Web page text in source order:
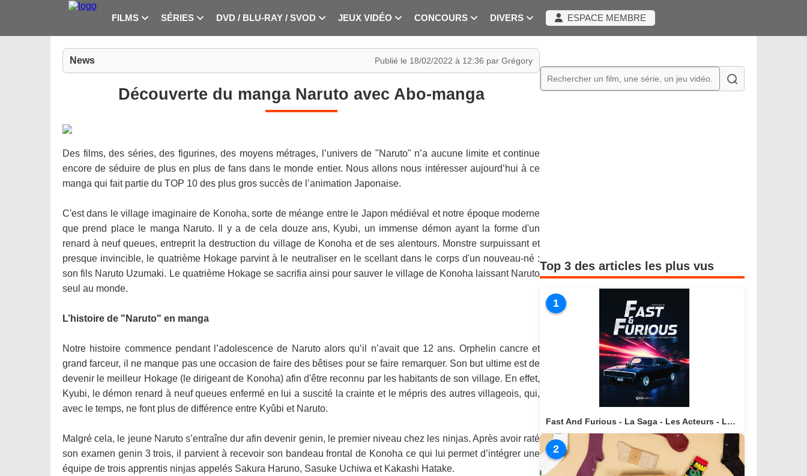
FILMS SÉRIES DVD / BLU-RAY / SVOD JEUX VIDÉO CONCOURS DIVERS ESPACE MEMBRE
News Publié le 18/02/2022 à 12:36 par Grégory
Découverte du manga Naruto avec Abo-manga
Des films, des séries, des figurines, des moyens métrages, l’univers de "Naruto" n’a aucune limite et continue
encore de séduire de plus en plus de fans dans le monde entier. Nous allons nous intéresser aujourd’hui à ce
manga qui fait partie du TOP 10 des plus gros succès de l’animation Japonaise.
C'est dans le village imaginaire de Konoha, sorte de méange entre le Japon médiéval et notre époque moderne
que prend place le manga Naruto. Il y a de cela douze ans, Kyubi, un immense démon ayant la forme d'un
renard à neuf queues, entreprit la destruction du village de Konoha et de ses alentours. Monstre surpuissant et
presque invincible, le quatrième Hokage parvint à le neutraliser en le scellant dans le corps d'un nouveau-né :
son fils Naruto Uzumaki. Le quatrième Hokage se sacrifia ainsi pour sauver le village de Konoha laissant Naruto
seul au monde.
L’histoire de "Naruto" en manga
Notre histoire commence pendant l’adolescence de Naruto alors qu’il n’avait que 12 ans. Orphelin cancre et
grand farceur, il ne manque pas une occasion de faire des bêtises pour se faire remarquer. Son but ultime est de
devenir le meilleur Hokage (le dirigeant de Konoha) afin d'être reconnu par les habitants de son village. En effet,
Kyubi, le démon renard à neuf queues enfermé en lui a suscité la crainte et le mépris des autres villageois, qui,
avec le temps, ne font plus de différence entre Kyûbi et Naruto.
Malgré cela, le jeune Naruto s’entraîne dur afin devenir genin, le premier niveau chez les ninjas. Après avoir raté
son examen genin 3 trois, il parvient à recevoir son bandeau frontal de Konoha ce qui lui permet d’intégrer une
équipe de trois apprentis ninjas appelés Sakura Haruno, Sasuke Uchiwa et Kakashi Hatake.
Top 3 des articles les plus vus
1
Fast And Furious - La Saga - Les Acteurs - Les Voitures Stars actuellement disponible en librairie
2